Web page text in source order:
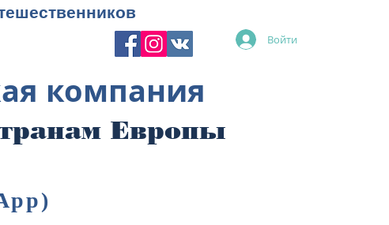
Войти
компания
Европы